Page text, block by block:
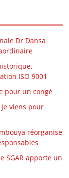
Dr Dansa
ISO 9001
pour un congé
viens pour
réorganise
SGAR apporte un